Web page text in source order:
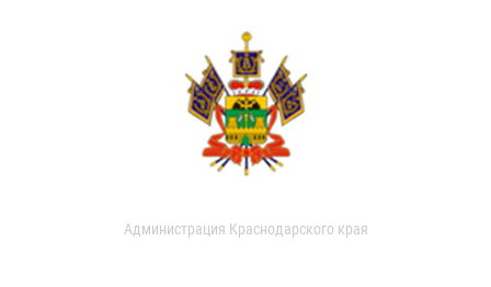
Администрация Краснодарского края